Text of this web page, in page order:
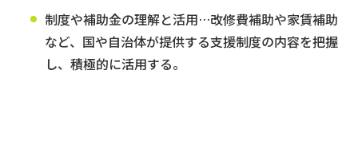
制度や補助金の理解と活用…改修費補助や家賃補助
など、国や自治体が提供する支援制度の内容を把握
し、積極的に活用する。